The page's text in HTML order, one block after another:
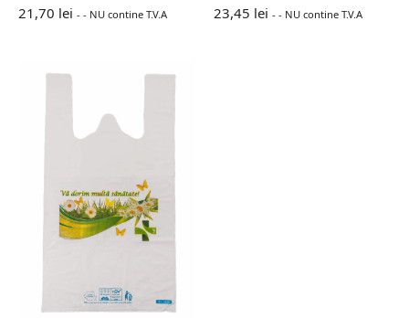
21,70 lei - - NU contine T.V.A 23,45 lei - - NU contine T.V.A